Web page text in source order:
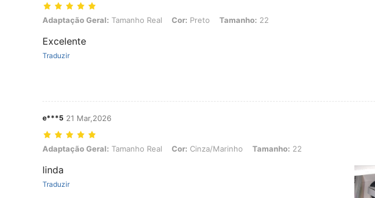
Adaptação Geral: Tamanho Real, Cor: Preto, Tamanho: 22
Adaptação Geral: Tamanho Real Cor: Preto Tamanho: 22
Excelente
Traduzir
e***5 21 Mar,2026
Adaptação Geral: Tamanho Real, Cor: Cinza/Marinho, Tamanho: 22
Adaptação Geral: Tamanho Real Cor: Cinza/Marinho Tamanho: 22
linda
Traduzir